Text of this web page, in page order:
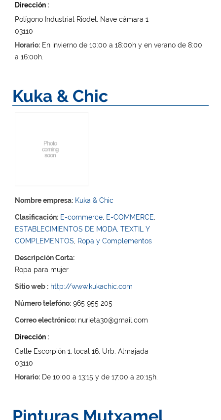
Dirección :
Polígono Industrial Riodel, Nave cámara 1
03110
Horario: En invierno de 10:00 a 18:00h y en verano de 8:00
a 16:00h.
Kuka & Chic
Nombre empresa: Kuka & Chic
Clasificación: E-commerce E-COMMERCE
ESTABLECIMIENTOS DE MODA, TEXTIL Y
COMPLEMENTOS Ropa y Complementos
Descripción Corta:
Ropa para mujer
Sitio web : http://www.kukachic.com
Número telefóno: 965 955 205
Correo electrónico: nurieta30@gmail.com
Dirección :
Calle Escorpión 1, local 16, Urb. Almajada
03110
Horario: De 10:00 a 13:15 y de 17:00 a 20:15h.
Pinturas Mutxamel